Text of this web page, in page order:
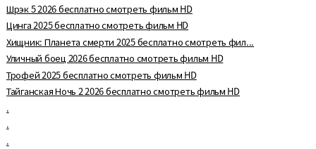
Шрэк 5 2026 бесплатно смотреть фильм HD
Цинга 2025 бесплатно смотреть фильм HD
Хищник: Планета смерти 2025 бесплатно смотреть фил...
Уличный боец 2026 бесплатно смотреть фильм HD
Трофей 2025 бесплатно смотреть фильм HD
Тайганская Ночь 2 2026 бесплатно смотреть фильм HD
.
.
.